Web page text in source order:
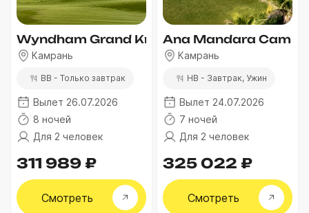
Wyndham Grand Kn Paradise Cam Ranh
Камрань
BB - Только завтрак
Вылет 26.07.2026
8 ночей
Для 2 человек
311 989 ₽
Смотреть
Ana Mandara Cam
Камрань
HB - Завтрак, Ужин
Вылет 24.07.2026
7 ночей
Для 2 человек
325 022 ₽
Смотреть